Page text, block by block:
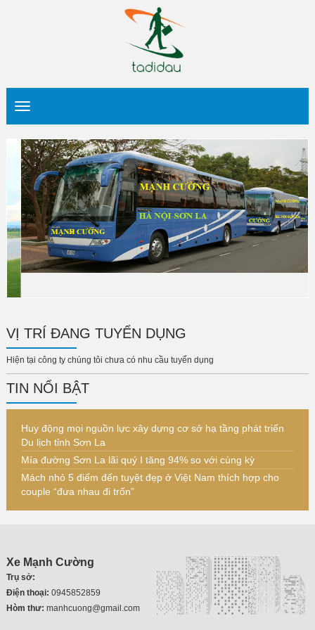
VỊ TRÍ ĐANG TUYỂN DỤNG
Hiện tại công ty chúng tôi chưa có nhu cầu tuyển dụng
TIN NỔI BẬT
Huy động mọi nguồn lực xây dựng cơ sở hạ tầng phát triển
Du lịch tỉnh Sơn La
Mía đường Sơn La lãi quý I tăng 94% so với cùng kỳ
Mách nhỏ 5 điểm đến tuyệt đẹp ở Việt Nam thích hợp cho
couple “đưa nhau đi trốn”
Xe Mạnh Cường
Trụ sở:
Điện thoại: 0945852859
Hòm thư: manhcuong@gmail.com